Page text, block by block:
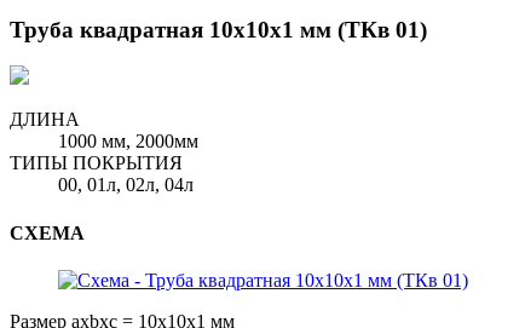
Труба квадратная 10x10x1 мм (ТКв 01)
ДЛИНА
1000 мм, 2000мм
ТИПЫ ПОКРЫТИЯ
00, 01л, 02л, 04л
СХЕМА
Размер axbxc = 10x10x1 мм